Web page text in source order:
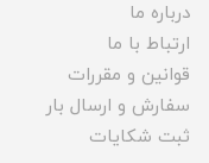
درباره ما
ارتباط با ما
قوانین و مقررات
سفارش و ارسال بار
ثبت شکایات